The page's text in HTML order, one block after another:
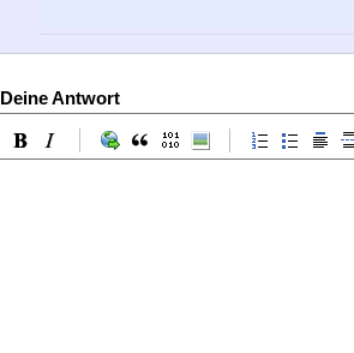
Deine Antwort